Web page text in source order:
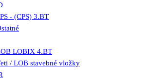
- (CPS) 3.BT
LOBIX 4.BT
/ LOB stavebné vložky